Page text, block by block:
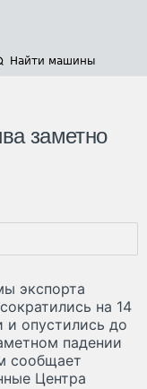
Найти машины
заметно
экспорта
на 14
опустились до
падении
сообщает
Центра